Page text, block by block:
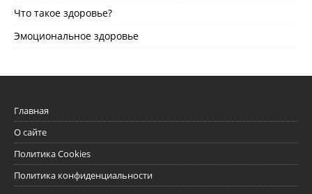
Что такое здоровье?
Эмоциональное здоровье
Главная
О сайте
Политика Cookies
Политика конфиденциальности